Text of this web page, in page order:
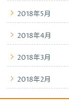
2018年5月
2018年4月
2018年3月
2018年2月